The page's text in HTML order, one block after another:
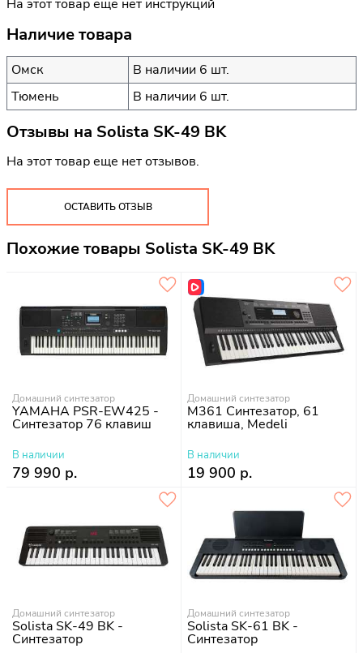
На этот товар еще нет инструкций
Наличие товара
Омск
В наличии 6 шт.
Тюмень
В наличии 6 шт.
Отзывы на Solista SK-49 BK
На этот товар еще нет отзывов.
ОСТАВИТЬ ОТЗЫВ
Похожие товары Solista SK-49 BK
Домашний синтезатор
YAMAHA PSR-EW425 -
Синтезатор 76 клавиш
В наличии
79 990 р.
Домашний синтезатор
M361 Синтезатор, 61
клавиша, Medeli
В наличии
19 900 р.
Домашний синтезатор
Solista SK-49 BK -
Синтезатор
Домашний синтезатор
Solista SK-61 BK -
Синтезатор